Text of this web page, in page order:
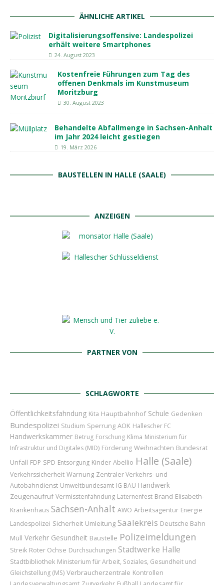
ÄHNLICHE ARTIKEL
Digitalisierungsoffensive: Landespolizei
erhält weitere Smartphones
24. August 2023
Kostenfreie Führungen zum Tag des
offenen Denkmals im Kunstmuseum
Moritzburg
30. August 2023
Behandelte Abfallmenge in Sachsen-Anhalt
im Jahr 2024 leicht gestiegen
19. März 2026
BAUSTELLEN IN HALLE (SAALE)
ANZEIGEN
PARTNER VON
SCHLAGWORTE
Öffentlichkeitsfahndung Kita Hauptbahnhof Schule Gedenken
Bundespolizei Studium Sperrung AOK Hallescher FC
Handwerkskammer Betrug Forschung Klima Ministerium für
Infrastruktur und Digitales (MID) Förderung Weihnachten Bundesrat
Unfall FDP SPD Entsorgung Kinder Abellio Halle (Saale)
Verkehrssicherheit Warnung Zentraler Verkehrs- und
Autobahndienst Umweltbundesamt IG BAU Handwerk
Zeugenaufruf Vermisstenfahndung Laternenfest Brand Elisabeth-
Krankenhaus Sachsen-Anhalt AWO Arbeitsagentur Energie
Landespolizei Sicherheit Umleitung Saalekreis Deutsche Bahn
Müll Verkehr Gesundheit Baustelle Polizeimeldungen
Streik Roter Ochse Durchsuchungen Stadtwerke Halle
Stadtbibliothek Ministerium für Arbeit, Soziales, Gesundheit und
Gleichstellung (MS) Verbraucherzentrale Kontrollen